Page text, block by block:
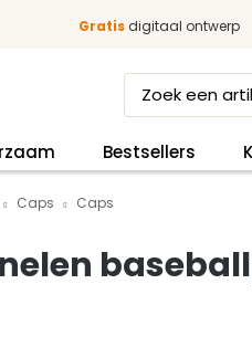
Gratisdigitaal ontwerp
Bestsellers
Caps Caps